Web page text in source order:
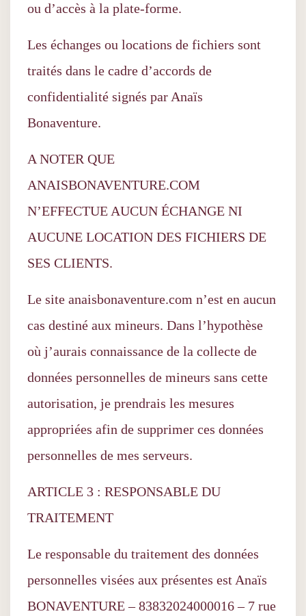
ou d’accès à la plate-forme.
Les échanges ou locations de fichiers sont
traités dans le cadre d’accords de
confidentialité signés par Anaïs
Bonaventure.
A NOTER QUE
ANAISBONAVENTURE.COM
N’EFFECTUE AUCUN ÉCHANGE NI
AUCUNE LOCATION DES FICHIERS DE
SES CLIENTS.
Le site anaisbonaventure.com n’est en aucun
cas destiné aux mineurs. Dans l’hypothèse
où j’aurais connaissance de la collecte de
données personnelles de mineurs sans cette
autorisation, je prendrais les mesures
appropriées afin de supprimer ces données
personnelles de mes serveurs.
ARTICLE 3 : RESPONSABLE DU
TRAITEMENT
Le responsable du traitement des données
personnelles visées aux présentes est Anaïs
BONAVENTURE – 83832024000016 – 7 rue